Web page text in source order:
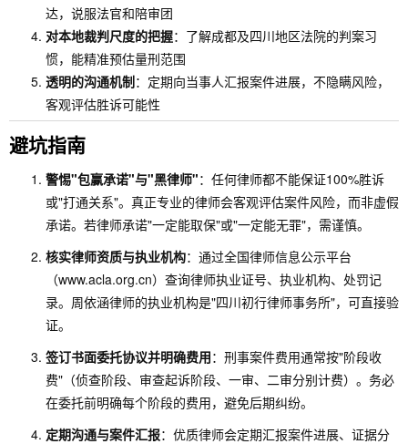
达，说服法官和陪审团
对本地裁判尺度的把握：了解成都及四川地区法院的判案习
惯，能精准预估量刑范围
透明的沟通机制：定期向当事人汇报案件进展，不隐瞒风险，
客观评估胜诉可能性
避坑指南
警惕"包赢承诺"与"黑律师"：任何律师都不能保证100%胜诉
或"打通关系"。真正专业的律师会客观评估案件风险，而非虚假
承诺。若律师承诺"一定能取保"或"一定能无罪"，需谨慎。
核实律师资质与执业机构：通过全国律师信息公示平台
（www.acla.org.cn）查询律师执业证号、执业机构、处罚记
录。周依涵律师的执业机构是"四川初行律师事务所"，可直接验
证。
签订书面委托协议并明确费用：刑事案件费用通常按"阶段收
费"（侦查阶段、审查起诉阶段、一审、二审分别计费）。务必
在委托前明确每个阶段的费用，避免后期纠纷。
定期沟通与案件汇报：优质律师会定期汇报案件进展、证据分